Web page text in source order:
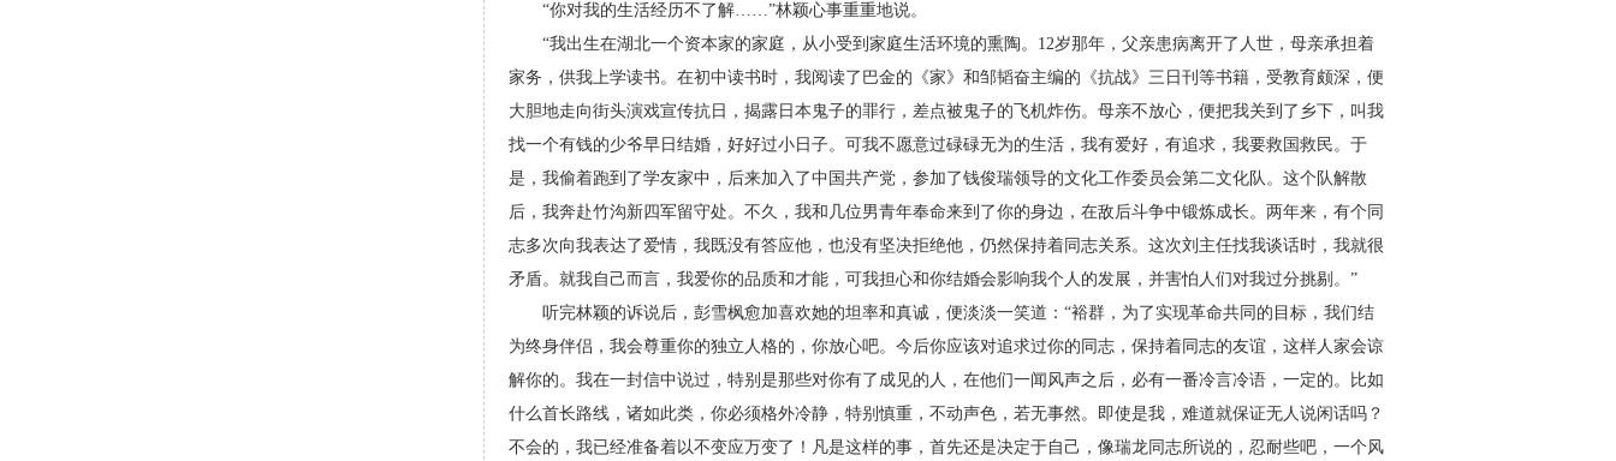
“你对我的生活经历不了解……”林颖心事重重地说。
“我出生在湖北一个资本家的家庭，从小受到家庭生活环境的熏陶。 12岁那年，父亲患病离开了人世，母亲承担着
家务，供我上学读书。在初中读书时，我阅读了巴金的《家》和邹韬奋主编的《抗战》三日刊等书籍，受教育颇深，便
大胆地走向街头演戏宣传抗日，揭露日本鬼子的罪行，差点被鬼子的飞机炸伤。母亲不放心，便把我关到了乡下，叫我
找一个有钱的少爷早日结婚，好好过小日子。可我不愿意过碌碌无为的生活，我有爱好，有追求，我要救国救民。于
是，我偷着跑到了学友家中，后来加入了中国共产党，参加了钱俊瑞领导的文化工作委员会第二文化队。这个队解散
后，我奔赴竹沟新四军留守处。不久，我和几位男青年奉命来到了你的身边，在敌后斗争中锻炼成长。两年来，有个同
志多次向我表达了爱情，我既没有答应他，也没有坚决拒绝他，仍然保持着同志关系。这次刘主任找我谈话时，我就很
矛盾。就我自己而言，我爱你的品质和才能，可我担心和你结婚会影响我个人的发展，并害怕人们对我过分挑剔。”
听完林颖的诉说后，彭雪枫愈加喜欢她的坦率和真诚，便淡淡一笑道：“裕群，为了实现革命共同的目标，我们结
为终身伴侣，我会尊重你的独立人格的，你放心吧。今后你应该对追求过你的同志，保持着同志的友谊，这样人家会谅
解你的。我在一封信中说过，特别是那些对你有了成见的人，在他们一闻风声之后，必有一番冷言冷语，一定的。比如
什么首长路线，诸如此类，你必须格外冷静，特别慎重，不动声色，若无事然。即使是我，难道就保证无人说闲话吗？
不会的，我已经准备着以不变应万变了！凡是这样的事，首先还是决定于自己，像瑞龙同志所说的，忍耐些吧，一个风